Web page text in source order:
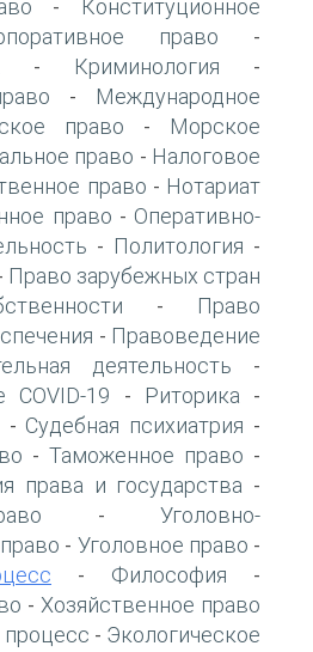
-
Конституционное
право -
- Криминология -
-
Международное
право -
Морское
право - Налоговое
право - Нотариат
право - Оперативно-
- Политология -
Право зарубежных стран
-
Право
- Правоведение
деятельность -
COVID-19 - Риторика -
- Судебная психиатрия -
- Таможенное право -
права и государства -
-Уголовно-
- Уголовное право -
- Философия -
- Хозяйственное право
- Экологическое